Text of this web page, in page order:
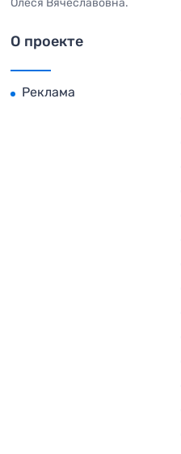
Олеся Вячеславовна.
О проекте
Реклама